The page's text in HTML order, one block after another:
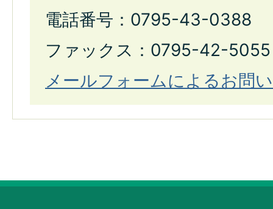
電話番号：0795-43-0388
ファックス：0795-42-5055
メールフォームによるお問